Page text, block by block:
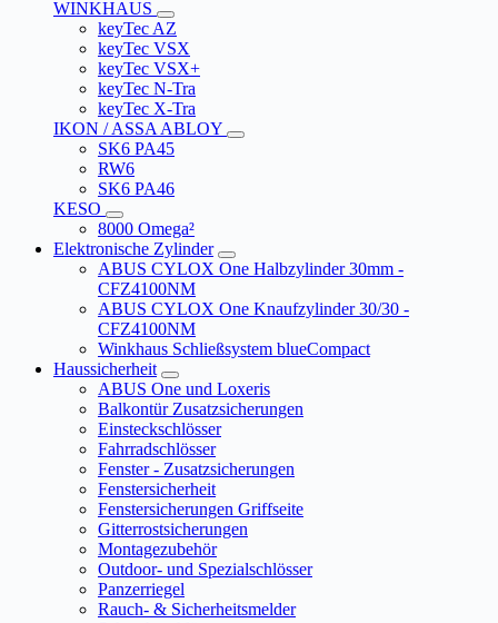
WINKHAUS
keyTec AZ
keyTec VSX
keyTec VSX+
keyTec N-Tra
keyTec X-Tra
IKON / ASSA ABLOY
SK6 PA45
RW6
SK6 PA46
KESO
8000 Omega²
Elektronische Zylinder
ABUS CYLOX One Halbzylinder 30mm -
CFZ4100NM
ABUS CYLOX One Knaufzylinder 30/30 -
CFZ4100NM
Winkhaus Schließsystem blueCompact
Haussicherheit
ABUS One und Loxeris
Balkontür Zusatzsicherungen
Einsteckschlösser
Fahrradschlösser
Fenster - Zusatzsicherungen
Fenstersicherheit
Fenstersicherungen Griffseite
Gitterrostsicherungen
Montagezubehör
Outdoor- und Spezialschlösser
Panzerriegel
Rauch- & Sicherheitsmelder